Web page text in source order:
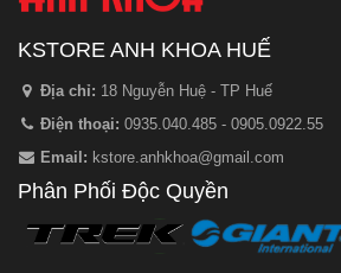
KSTORE ANH KHOA HUẾ
Địa chỉ: 18 Nguyễn Huệ - TP Huế
Điện thoại: 0935.040.485 - 0905.0922.55
Email: kstore.anhkhoa@gmail.com
Phân Phối Độc Quyền